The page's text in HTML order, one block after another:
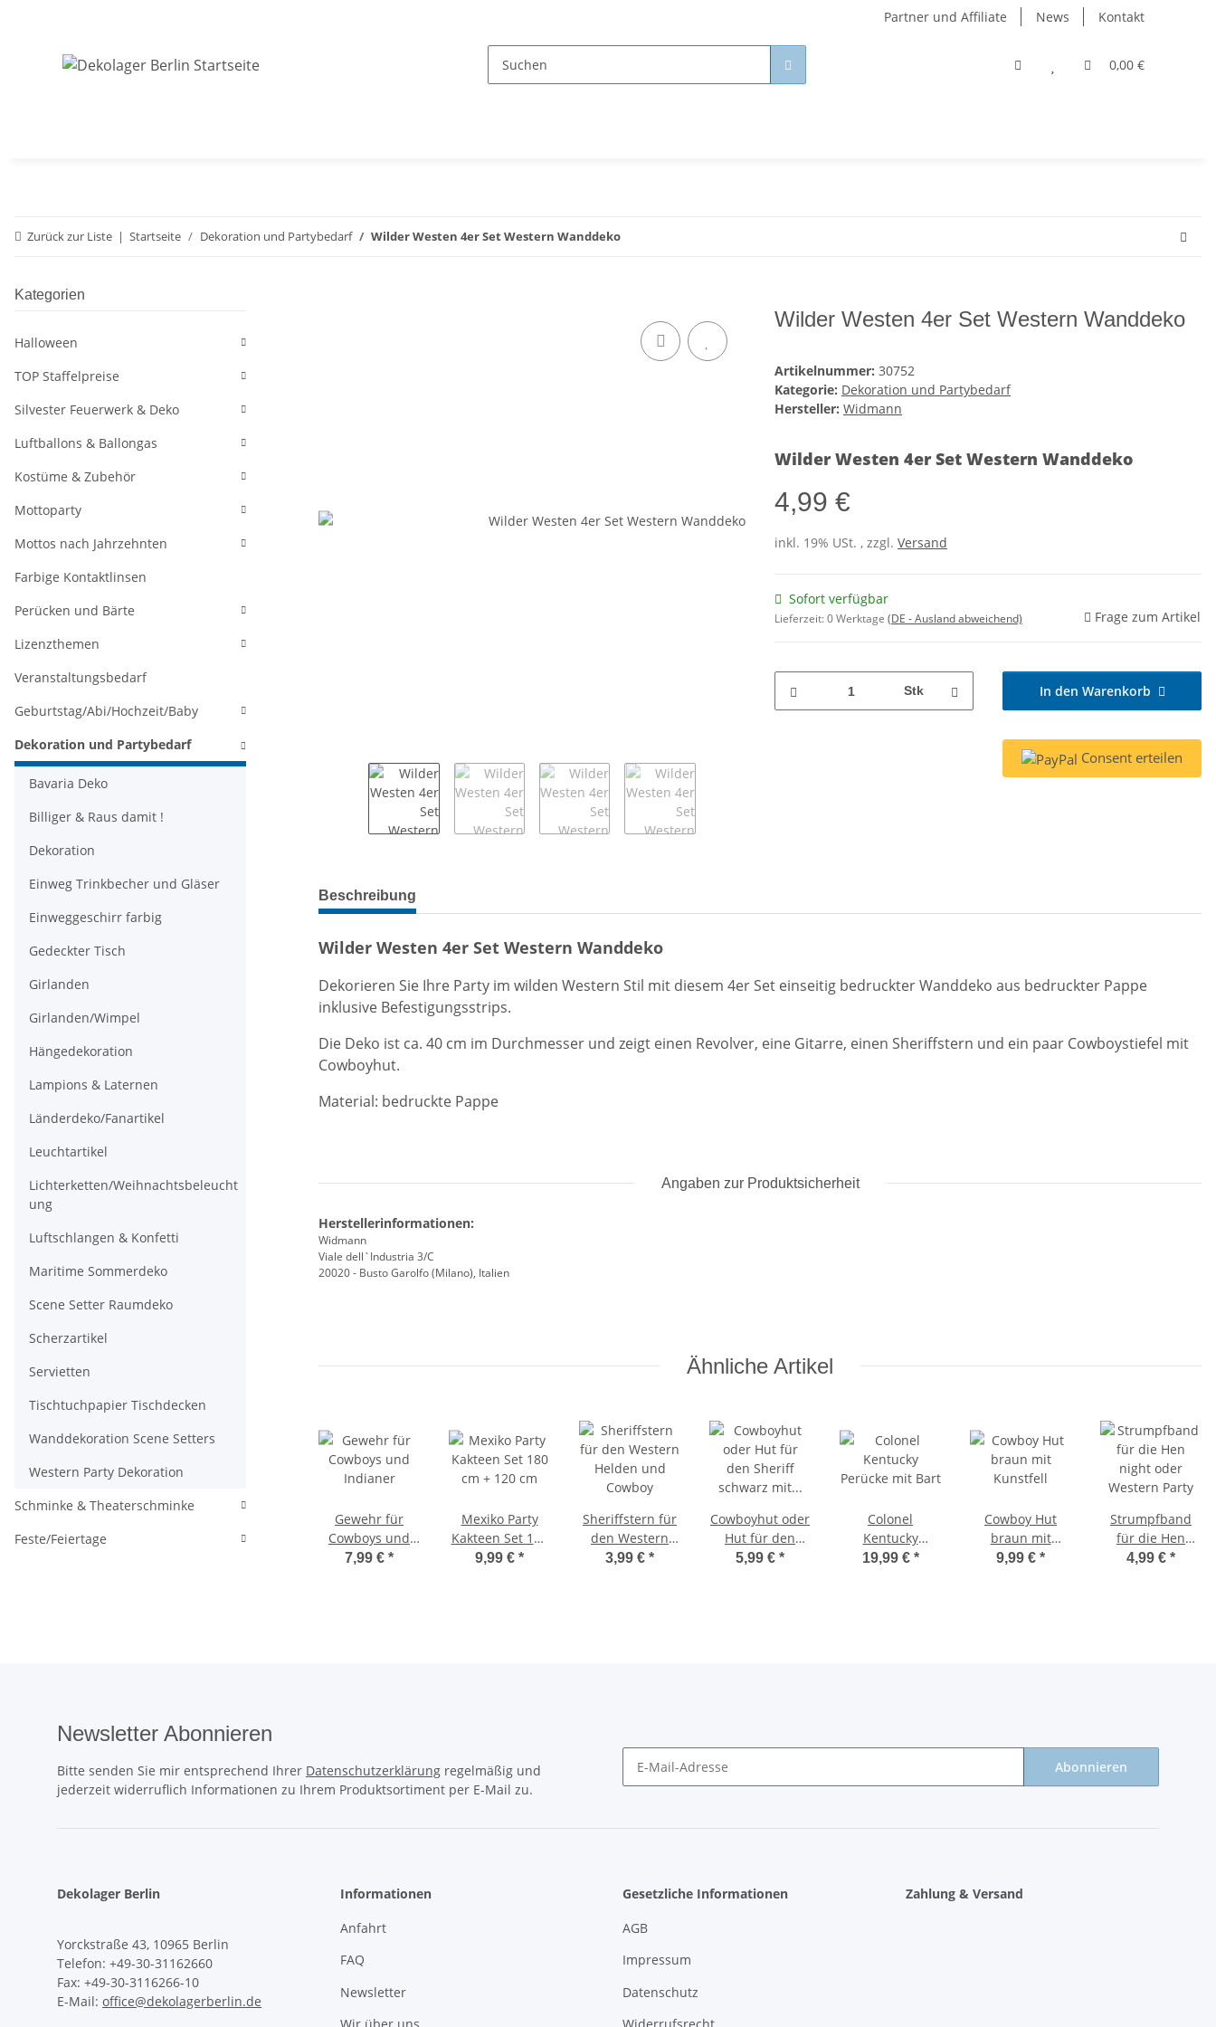
Partner und Affiliate News Kontakt
0,00 €
Zurück zur Liste Startseite Dekoration und Partybedarf Wilder Westen 4er Set Western Wanddeko
Wilder Westen 4er Set Western Wanddeko
Artikelnummer: 30752
Kategorie: Dekoration und Partybedarf
Hersteller: Widmann
Wilder Westen 4er Set Western Wanddeko
4,99 €
inkl. 19% USt. , zzgl. Versand
Sofort verfügbar
Lieferzeit:0 Werktage (DE - Ausland abweichend) Frage zum Artikel
Stk In den Warenkorb
Consent erteilen
weitere Registerkarten anzeigen
Beschreibung
Wilder Westen 4er Set Western Wanddeko
Dekorieren Sie Ihre Party im wilden Western Stil mit diesem 4er Set einseitig bedruckter Wanddeko aus bedruckter Pappe
inklusive Befestigungsstrips.
Die Deko ist ca. 40 cm im Durchmesser und zeigt einen Revolver, eine Gitarre, einen Sheriffstern und ein paar Cowboystiefel mit
Cowboyhut.
Material: bedruckte Pappe
Angaben zur Produktsicherheit
Herstellerinformationen:
Widmann
Viale dell`Industria 3/C
20020 - Busto Garolfo (Milano), Italien
Ähnliche Artikel
Gewehr für
Cowboys und
Indianer
7,99 € *
Mexiko Party
Kakteen Set 180
cm + 120 cm
9,99 € *
Sheriffstern für
den Western
Helden und
3,99 € *
Cowboyhut oder
Hut für den
Sheriff schwarz
5,99 € *
Colonel
Kentucky
Perücke mit Bart
19,99 € *
Cowboy Hut
braun mit
Kunstfell
9,99 € *
Strumpfband
für die Hen
night oder
4,99 € *
Kategorien
Halloween
TOP Staffelpreise
Silvester Feuerwerk & Deko
Luftballons & Ballongas
Kostüme & Zubehör
Mottoparty
Mottos nach Jahrzehnten
Farbige Kontaktlinsen
Perücken und Bärte
Lizenzthemen
Veranstaltungsbedarf
Geburtstag/Abi/Hochzeit/Baby
Dekoration und Partybedarf
Bavaria Deko
Billiger & Raus damit !
Dekoration
Einweg Trinkbecher und Gläser
Einweggeschirr farbig
Gedeckter Tisch
Girlanden
Girlanden/Wimpel
Hängedekoration
Lampions & Laternen
Länderdeko/Fanartikel
Leuchtartikel
Lichterketten/Weihnachtsbeleucht
ung
Luftschlangen & Konfetti
Maritime Sommerdeko
Scene Setter Raumdeko
Scherzartikel
Servietten
Tischtuchpapier Tischdecken
Wanddekoration Scene Setters
Western Party Dekoration
Schminke & Theaterschminke
Feste/Feiertage
Newsletter Abonnieren
Bitte senden Sie mir entsprechend Ihrer Datenschutzerklärung regelmäßig und
jederzeit widerruflich Informationen zu Ihrem Produktsortiment per E-Mail zu.
Abonnieren
Dekolager Berlin
Yorckstraße 43, 10965 Berlin
Telefon: +49-30-31162660
Fax: +49-30-3116266-10
E-Mail: office@dekolagerberlin.de
Informationen
Anfahrt
FAQ
Newsletter
Gesetzliche Informationen
AGB
Impressum
Datenschutz
Zahlung & Versand